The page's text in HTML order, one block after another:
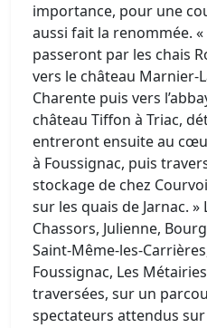
importance, pour une
aussi fait la renommée.
passeront par les chais
vers le château Marnier-
Charente puis vers
château Tiffon à Triac,
entreront ensuite au
à Foussignac, puis
stockage de chez
sur les quais de Jarnac.
Chassors, Julienne,
Saint-Même-les-
Foussignac, Les
traversées, sur un
spectateurs attendus